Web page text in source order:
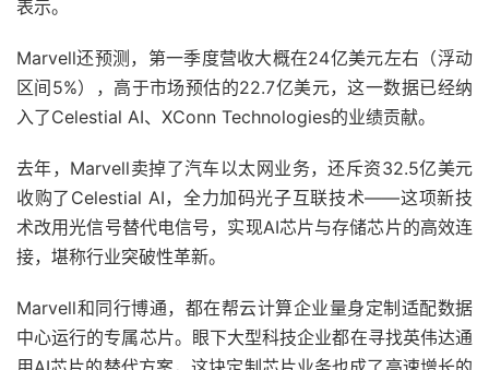
表示。
Marvell还预测，第一季度营收大概在24亿美元左右（浮动
区间5%），高于市场预估的22.7亿美元，这一数据已经纳
入了Celestial AI、XConn Technologies的业绩贡献。
去年，Marvell卖掉了汽车以太网业务，还斥资32.5亿美元
收购了Celestial AI，全力加码光子互联技术——这项新技
术改用光信号替代电信号，实现AI芯片与存储芯片的高效连
接，堪称行业突破性革新。
Marvell和同行博通，都在帮云计算企业量身定制适配数据
中心运行的专属芯片。眼下大型科技企业都在寻找英伟达通